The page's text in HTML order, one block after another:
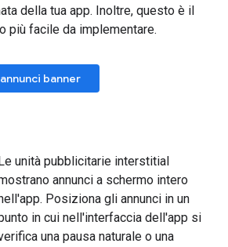
della tua app. Inoltre, questo è il
più facile da implementare.
banner
unità pubblicitarie interstitial
annunci a schermo intero
Posiziona gli annunci in un
in cui nell'interfaccia dell'app si
una pausa naturale o una